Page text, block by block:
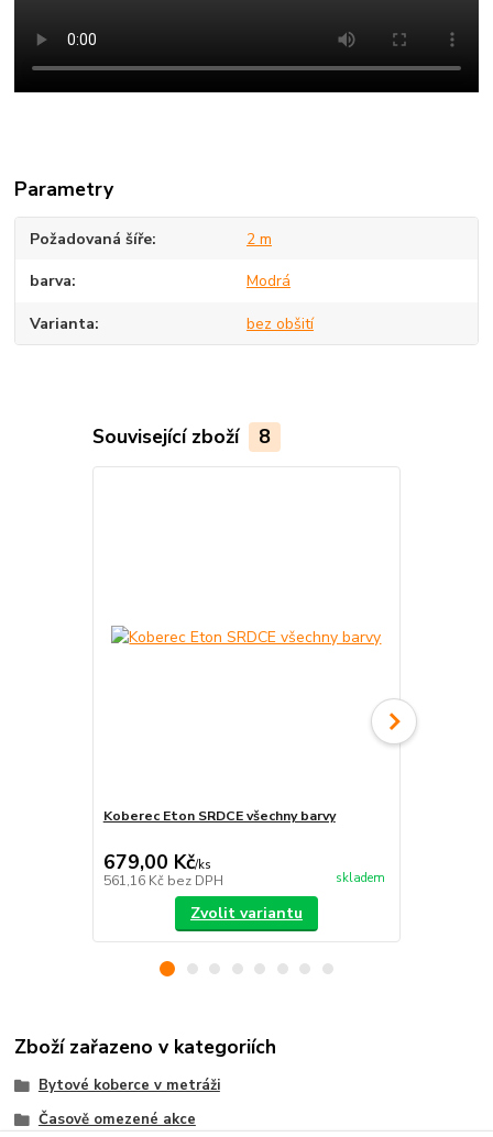
Parametry
Požadovaná šíře 2 m
barva Modrá
Varianta bez obšití
Související zboží 8
Koberec Eton SRDCE všechny barvy
679,00 Kč/ks
561,16 Kč bez DPH skladem
Zvolit variantu
Zboží zařazeno v kategoriích
Bytové koberce v metráži
Časově omezené akce